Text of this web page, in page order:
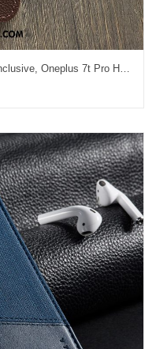
Oneplus 7t Pro Hoesje Hoes Koe All Inclusive, Oneplus 7t Pro Hoesje Mobiele Telefoon Bescherming Braun